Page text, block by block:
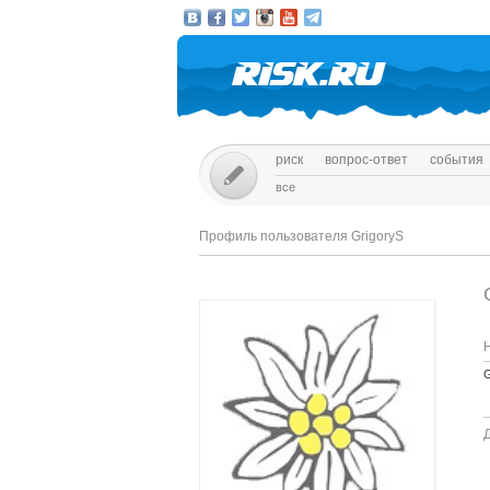
риск вопрос-ответ события
все
Профиль пользователя GrigoryS